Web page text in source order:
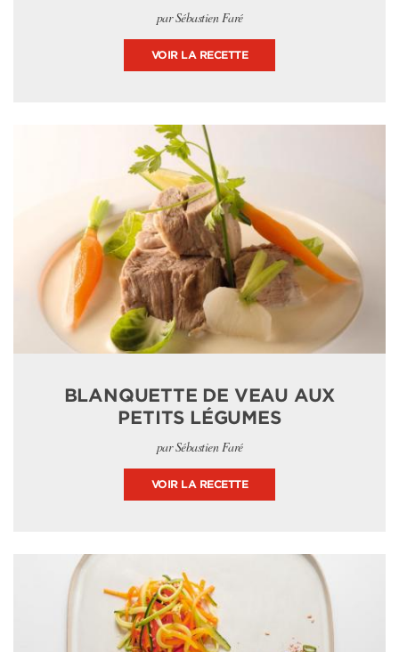
par Sébastien Faré
VOIR LA RECETTE
BLANQUETTE DE VEAU AUX
PETITS LÉGUMES
par Sébastien Faré
VOIR LA RECETTE